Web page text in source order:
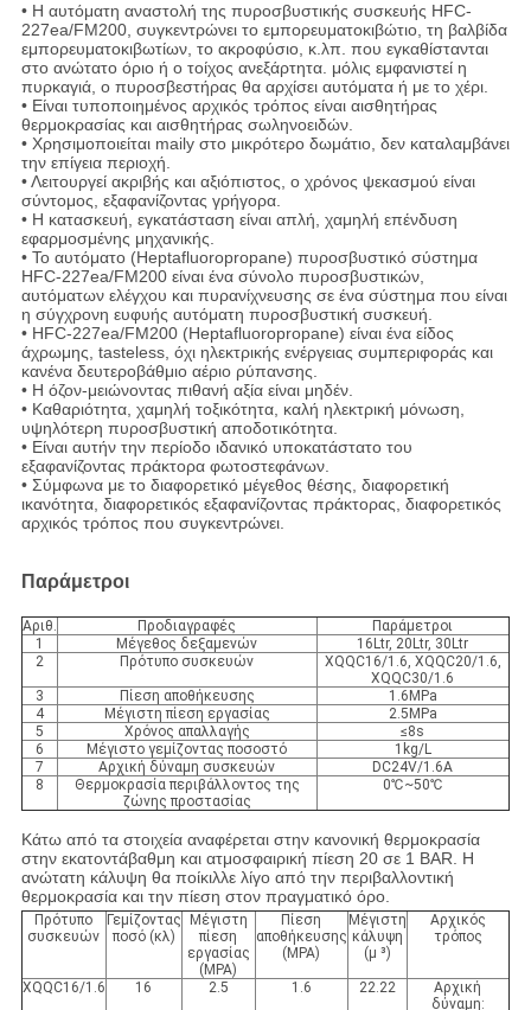
• Η αυτόματη αναστολή της πυροσβυστικής συσκευής HFC-
227ea/FM200, συγκεντρώνει το εμπορευματοκιβώτιο, τη βαλβίδα
εμπορευματοκιβωτίων, το ακροφύσιο, κ.λπ. που εγκαθίστανται
στο ανώτατο όριο ή ο τοίχος ανεξάρτητα. μόλις εμφανιστεί η
πυρκαγιά, ο πυροσβεστήρας θα αρχίσει αυτόματα ή με το χέρι.
• Είναι τυποποιημένος αρχικός τρόπος είναι αισθητήρας
θερμοκρασίας και αισθητήρας σωληνοειδών.
• Χρησιμοποιείται maily στο μικρότερο δωμάτιο, δεν καταλαμβάνει
την επίγεια περιοχή.
• Λειτουργεί ακριβής και αξιόπιστος, ο χρόνος ψεκασμού είναι
σύντομος, εξαφανίζοντας γρήγορα.
• Η κατασκευή, εγκατάσταση είναι απλή, χαμηλή επένδυση
εφαρμοσμένης μηχανικής.
• Το αυτόματο (Heptafluoropropane) πυροσβυστικό σύστημα
HFC-227ea/FM200 είναι ένα σύνολο πυροσβυστικών,
αυτόματων ελέγχου και πυρανίχνευσης σε ένα σύστημα που είναι
η σύγχρονη ευφυής αυτόματη πυροσβυστική συσκευή.
• HFC-227ea/FM200 (Heptafluoropropane) είναι ένα είδος
άχρωμης, tasteless, όχι ηλεκτρικής ενέργειας συμπεριφοράς και
κανένα δευτεροβάθμιο αέριο ρύπανσης.
• Η όζον-μειώνοντας πιθανή αξία είναι μηδέν.
• Καθαριότητα, χαμηλή τοξικότητα, καλή ηλεκτρική μόνωση,
υψηλότερη πυροσβυστική αποδοτικότητα.
• Είναι αυτήν την περίοδο ιδανικό υποκατάστατο του
εξαφανίζοντας πράκτορα φωτοστεφάνων.
• Σύμφωνα με το διαφορετικό μέγεθος θέσης, διαφορετική
ικανότητα, διαφορετικός εξαφανίζοντας πράκτορας, διαφορετικός
αρχικός τρόπος που συγκεντρώνει.
Παράμετροι
Αριθ. Προδιαγραφές
Παράμετροι
1
Μέγεθος δεξαμενών
16Ltr, 20Ltr, 30Ltr
2
Πρότυπο συσκευών
XQQC16/1.6, XQQC20/1.6,
XQQC30/1.6
3
Πίεση αποθήκευσης
1.6MPa
4
Μέγιστη πίεση εργασίας
2.5MPa
5
Χρόνος απαλλαγής
≤8s
6
Μέγιστο γεμίζοντας ποσοστό
1kg/L
7
Αρχική δύναμη συσκευών
DC24V/1.6A
8
Θερμοκρασία περιβάλλοντος της
ζώνης προστασίας
0℃~50℃
Κάτω από τα στοιχεία αναφέρεται στην κανονική θερμοκρασία
στην εκατοντάβαθμη και ατμοσφαιρική πίεση 20 σε 1 BAR. Η
ανώτατη κάλυψη θα ποίκιλλε λίγο από την περιβαλλοντική
θερμοκρασία και την πίεση στον πραγματικό όρο.
Πρότυπο
συσκευών
Γεμίζοντας
ποσό (κλ)
Μέγιστη
πίεση
εργασίας
(MPA)
Πίεση
αποθήκευσης
(MPA)
Μέγιστη
κάλυψη
(μ ³)
Αρχικός
τρόπος
XQQC16/1.6 16 2.5 1.6 22.22
Αρχική
δύναμη: